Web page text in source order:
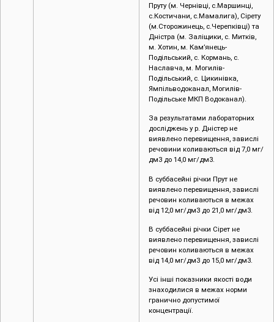
Пруту (м. Чернівці, c.Маршинці,
с.Костичани, с.Мамалига), Сірету
(м.Сторожинець, с.Черепківці) та
Дністра (м. Заліщики, с. Митків,
м. Хотин, м. Кам’янець-
Подільський, с. Кормань, с.
Наславча, м. Могилів-
Подільський, с. Цикинівка,
Ямпільводоканал, Могилів-
Подільське МКП Водоканал).
За результатами лабораторних
досліджень у р. Дністер не
виявлено перевищення, завислі
речовини коливаються від 7,0 мг/
дм3 до 14,0 мг/дм3.
В суббасейні річки Прут не
виявлено перевищення, завислі
речовин коливаються в межах
від 12,0 мг/дм3 до 21,0 мг/дм3.
В суббасейні річки Сірет не
виявлено перевищення, завислі
речовин коливаються в межах
від 14,0 мг/дм3 до 15,0 мг/дм3.
Усі інші показники якості води
знаходилися в межах норми
гранично допустимої
концентрації.